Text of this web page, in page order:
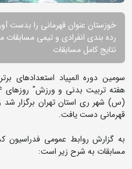
خوزستان عنوان قهرمانی را بدست
رده بندی انفرادی و تیمی
نتایج کامل مسابقات
سومین دوره المپیاد استعدادهای
(س) شهر ری استان تهران برگزار شد
قهرمانی دست یافت.
به گزارش روابط عمومی فدراسیون
مسابقات به شرح زیر است: